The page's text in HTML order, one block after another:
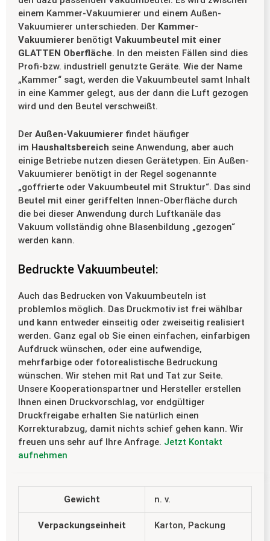
einem Kammer-Vakuumierer und einem Außen-
Vakuumierer unterschieden. Der Kammer-
Vakuumierer benötigt Vakuumbeutel mit einer
GLATTEN Oberfläche. In den meisten Fällen sind dies
Profi-bzw. industriell genutzte Geräte. Wie der Name
„Kammer“ sagt, werden die Vakuumbeutel samt Inhalt
in eine Kammer gelegt, aus der dann die Luft gezogen
wird und den Beutel verschweißt.
Der Außen-Vakuumierer findet häufiger
im Haushaltsbereich seine Anwendung, aber auch
einige Betriebe nutzen diesen Gerätetypen. Ein Außen-
Vakuumierer benötigt in der Regel sogenannte
„goffrierte oder Vakuumbeutel mit Struktur“. Das sind
Beutel mit einer geriffelten Innen-Oberfläche durch
die bei dieser Anwendung durch Luftkanäle das
Vakuum vollständig ohne Blasenbildung „gezogen“
werden kann.
Bedruckte Vakuumbeutel:
Auch das Bedrucken von Vakuumbeuteln ist
problemlos möglich. Das Druckmotiv ist frei wählbar
und kann entweder einseitig oder zweiseitig realisiert
werden. Ganz egal ob Sie einen einfachen, einfarbigen
Aufdruck wünschen, oder eine aufwendige,
mehrfarbige oder fotorealistische Bedruckung
wünschen. Wir stehen mit Rat und Tat zur Seite.
Unsere Kooperationspartner und Hersteller erstellen
Ihnen einen Druckvorschlag, vor endgültiger
Druckfreigabe erhalten Sie natürlich einen
Korrekturabzug, damit nichts schief gehen kann. Wir
freuen uns sehr auf Ihre Anfrage. Jetzt Kontakt
aufnehmen
Gewicht n. v.
Verpackungseinheit Karton, Packung